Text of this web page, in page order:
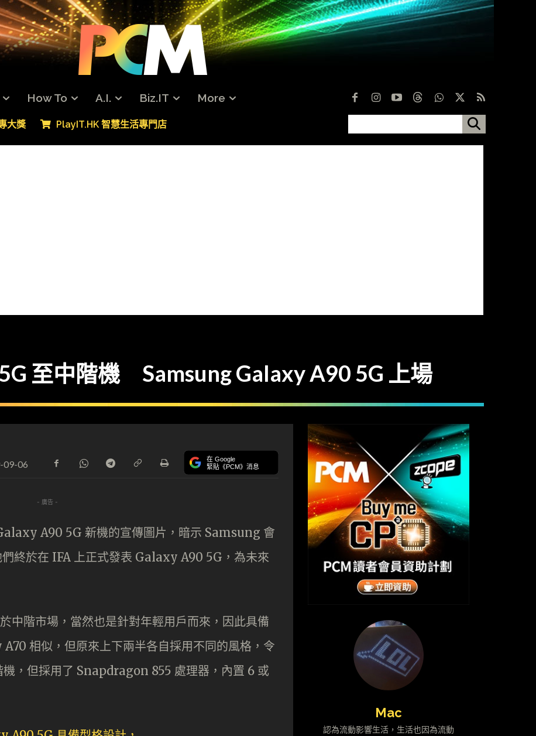
How To A.I. Biz.IT More
大獎 PlayIT.HK 智慧生活專門店
5G 至中階機 Samsung Galaxy A90 5G 上場
09-06 在 Google
緊貼《PCM》消息
- 廣告 -
A90 5G 新機的宣傳圖片，暗示 Samsung 會
終於在 IFA 上正式發表 Galaxy A90 5G，為未來
階市場，當然也是針對年輕用戶而來，因此具備
相似，但原來上下兩半各自採用不同的風格，令
，但採用了 Snapdragon 855 處理器，內置 6 或
Mac
認為流動影響生活，生活也因為流動